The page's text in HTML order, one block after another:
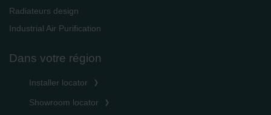
Radiateurs design
Industrial Air Purification
Dans votre région
Installer locator
Showroom locator